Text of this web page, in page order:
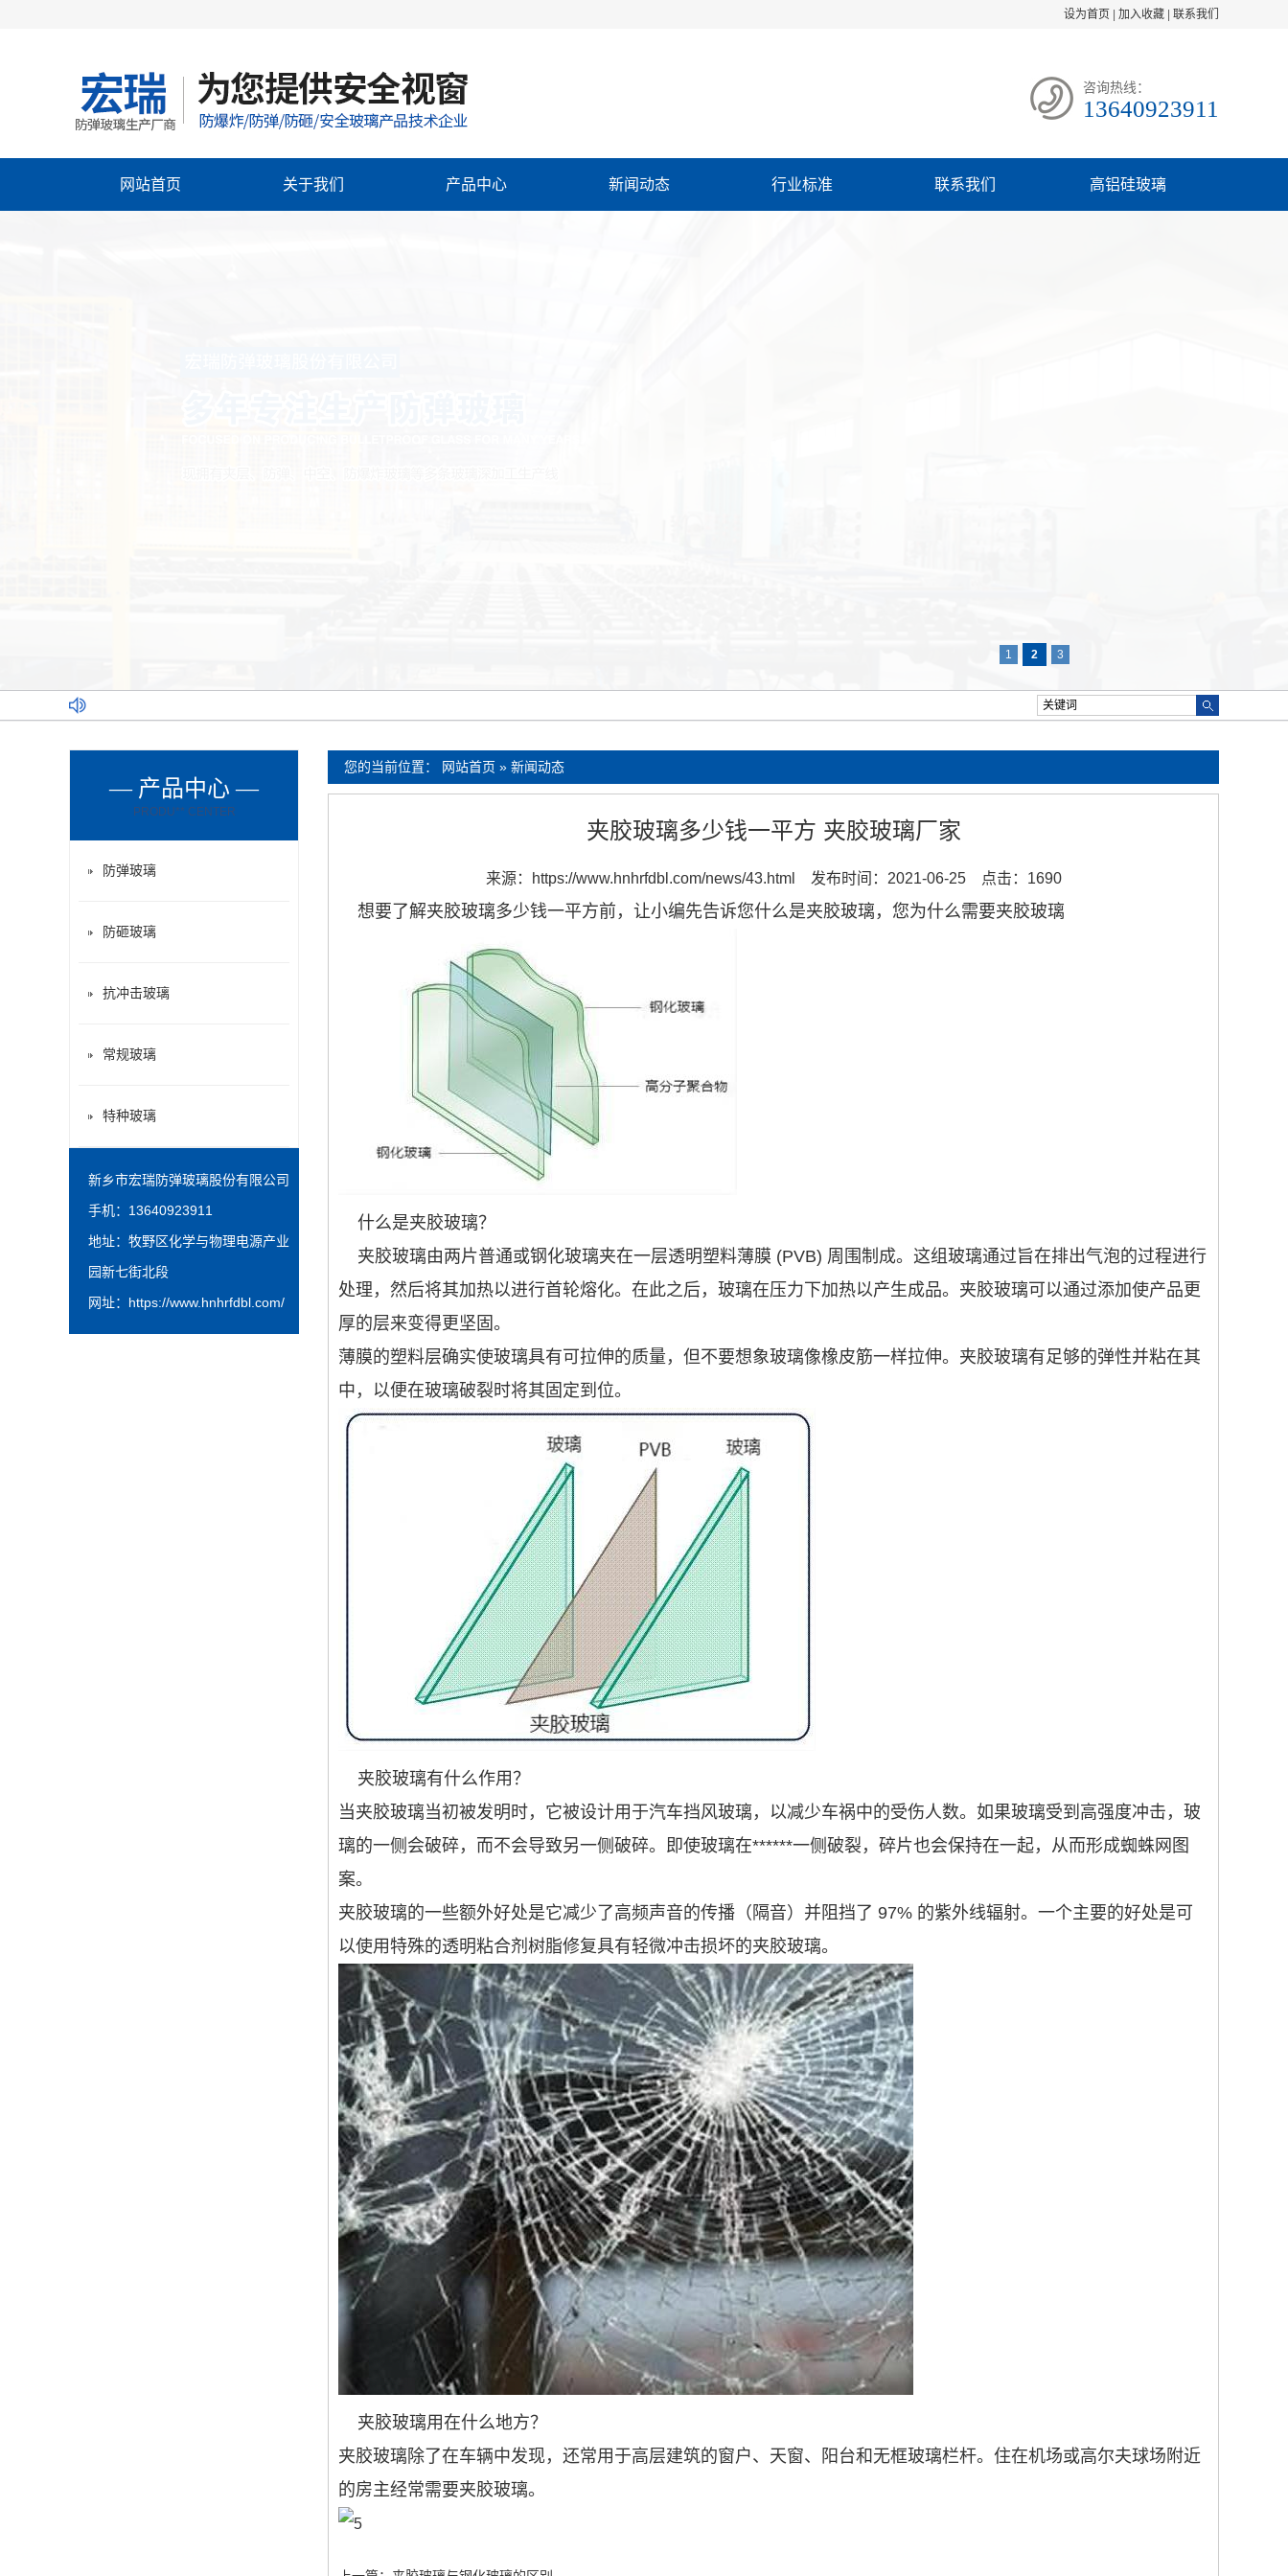
设为首页 加入收藏 联系我们
咨询热线：
13640923911
网站首页 关于我们 产品中心 新闻动态 行业标准 联系我们 高铝硅玻璃
1 2 3
您的当前位置： 网站首页 » 新闻动态
夹胶玻璃多少钱一平方 夹胶玻璃厂家
来源： https://www.hnhrfdbl.com/news/43.html 发布时间：2021-06-25 点击：1690
想要了解夹胶玻璃多少钱一平方前，让小编先告诉您什么是夹胶玻璃，您为什么需要夹胶玻璃
什么是夹胶玻璃？
夹胶玻璃由两片普通或钢化玻璃夹在一层透明塑料薄膜 (PVB) 周围制成。这组玻璃通过旨在排出气泡的过程进行
处理，然后将其加热以进行首轮熔化。在此之后，玻璃在压力下加热以产生成品。夹胶玻璃可以通过添加使产品更
厚的层来变得更坚固。
薄膜的塑料层确实使玻璃具有可拉伸的质量，但不要想象玻璃像橡皮筋一样拉伸。夹胶玻璃有足够的弹性并粘在其
中，以便在玻璃破裂时将其固定到位。
夹胶玻璃有什么作用？
当夹胶玻璃当初被发明时，它被设计用于汽车挡风玻璃，以减少车祸中的受伤人数。如果玻璃受到高强度冲击，玻
璃的一侧会破碎，而不会导致另一侧破碎。即使玻璃在******一侧破裂，碎片也会保持在一起，从而形成蜘蛛网图
案。
夹胶玻璃的一些额外好处是它减少了高频声音的传播（隔音）并阻挡了 97% 的紫外线辐射。一个主要的好处是可
以使用特殊的透明粘合剂树脂修复具有轻微冲击损坏的夹胶玻璃。
夹胶玻璃用在什么地方？
夹胶玻璃除了在车辆中发现，还常用于高层建筑的窗户、天窗、阳台和无框玻璃栏杆。住在机场或高尔夫球场附近
的房主经常需要夹胶玻璃。
— 产品中心 —
PRODU** CENTER
防弹玻璃
防砸玻璃
抗冲击玻璃
常规玻璃
特种玻璃
新乡市宏瑞防弹玻璃股份有限公司
手机：13640923911
地址：牧野区化学与物理电源产业
园新七街北段
网址： https://www.hnhrfdbl.com/